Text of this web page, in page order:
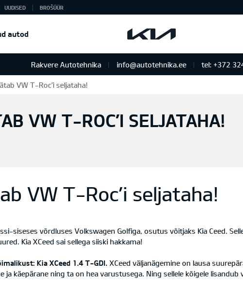
autod
UUDISED BROŠÜÜR
Rakvere Autotehnika info@autotehnika.ee tel: +372
VW T-Roc’i seljataha!
VW T-ROC’I SELJATAHA!
VW T-Roc’i seljataha!
siseses võrdluses Volkswagen Golfiga, osutus võitjaks Kia Ceed.
Kia XCeed sai sellega siiski hakkama!
Kia XCeed 1.4 T-GDI. XCeed väljanägemine on lausa
ja käepärane ning ta on hea varustusega. Ning sellele kõigele lisandub